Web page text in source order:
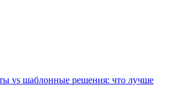
vs шаблонные решения: что лучше